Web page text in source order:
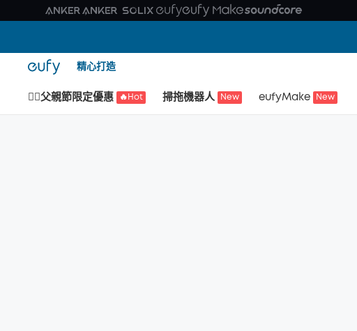
精心打造
🙆‍♂️父親節限定優惠 🔥Hot 掃拖機器人 New eufyMake New